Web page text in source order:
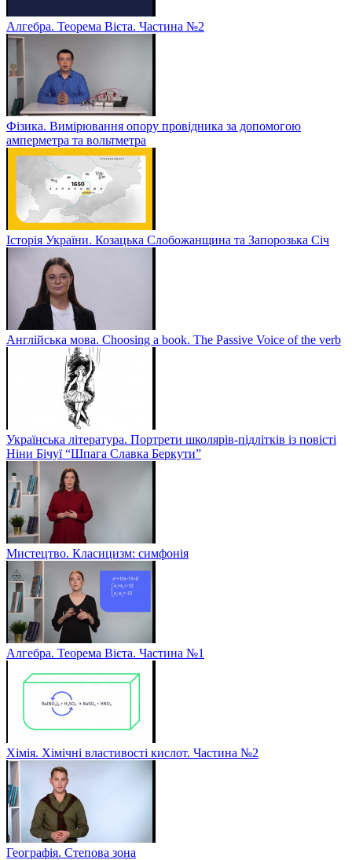
Алгебра. Теорема Вієта. Частина №2
Фізика. Вимірювання опору провідника за допомогою
амперметра та вольтметра
Історія України. Козацька Слобожанщина та Запорозька Січ
Англійська мова. Choosing a book. The Passive Voice of the verb
Українська література. Портрети школярів-підлітків із повісті
Ніни Бічуї “Шпага Славка Беркути”
Мистецтво. Класицизм: симфонія
Алгебра. Теорема Вієта. Частина №1
Хімія. Хімічні властивості кислот. Частина №2
Географія. Степова зона